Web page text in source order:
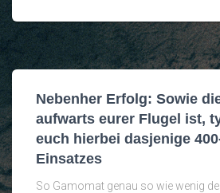
Nebenher Erfolg: Sowie
aufwarts eurer Flugel ist,
euch hierbei dasjenige
Einsatzes
So Gamomat genau so wie wenig